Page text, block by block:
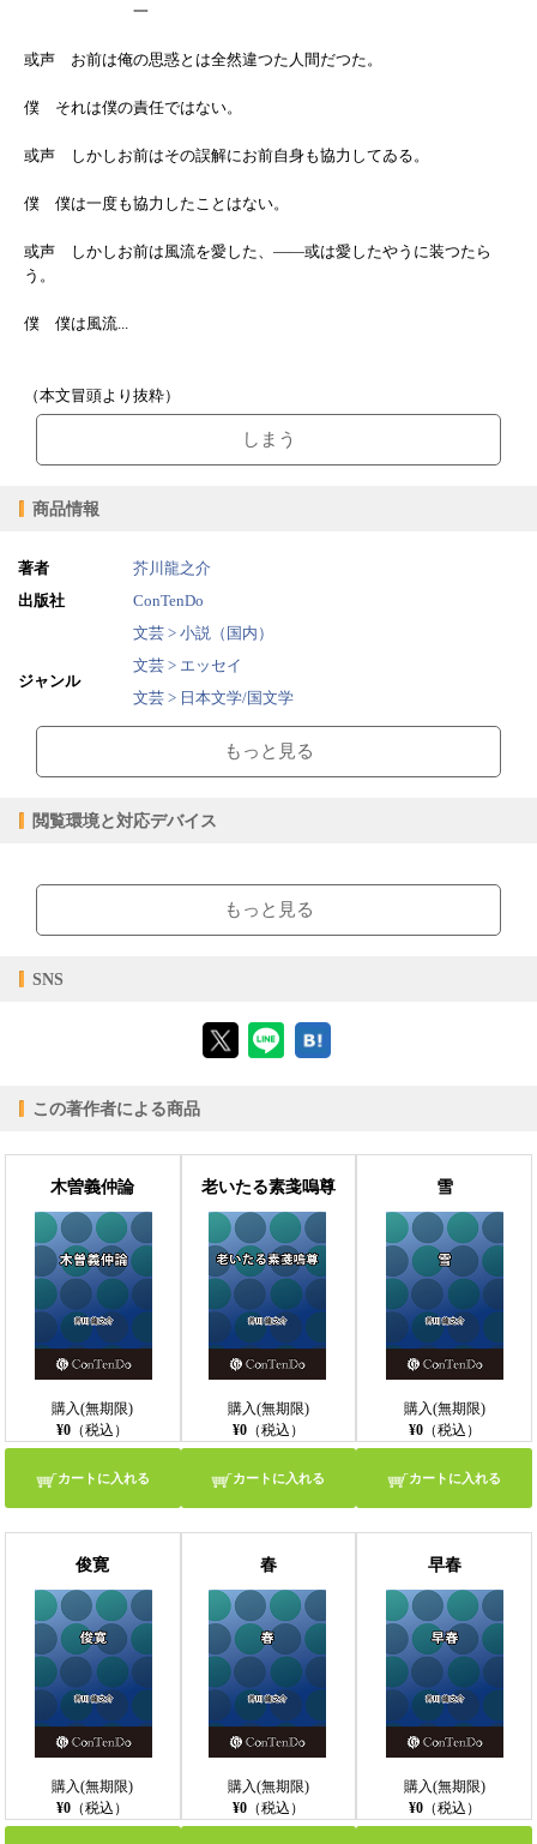
一
或声 お前は俺の思惑とは全然違つた人間だつた。
僕 それは僕の責任ではない。
或声 しかしお前はその誤解にお前自身も協力してゐる。
僕 僕は一度も協力したことはない。
或声 しかしお前は風流を愛した、――或は愛したやうに装つたら
う。
僕 僕は風流...
（本文冒頭より抜粋）
しまう
商品情報
著者
芥川龍之介
出版社
ConTenDo
ジャンル
文芸 > 小説（国内）
文芸 > エッセイ
文芸 > 日本文学/国文学
無料文庫 > 無料文庫
ファイル形式
epub
もっと見る
閲覧環境と対応デバイス
ブラウザビューア・PC版ConTenDoビューア・モバイルビューア
【対応デバイス】
【PC版ConTenDoビューア】
【モバイルビューア】
もっと見る
SNS
この著作者による商品
木曽義仲論
購入(無期限)
¥0 （税込）
カートに入れる
老いたる素戔嗚尊
購入(無期限)
¥0（税込）
カートに入れる
雪
購入(無期限)
¥0（税込）
カートに入れる
俊寛
購入(無期限)
¥0 （税込）
春
購入(無期限)
¥0（税込）
早春
購入(無期限)
¥0（税込）